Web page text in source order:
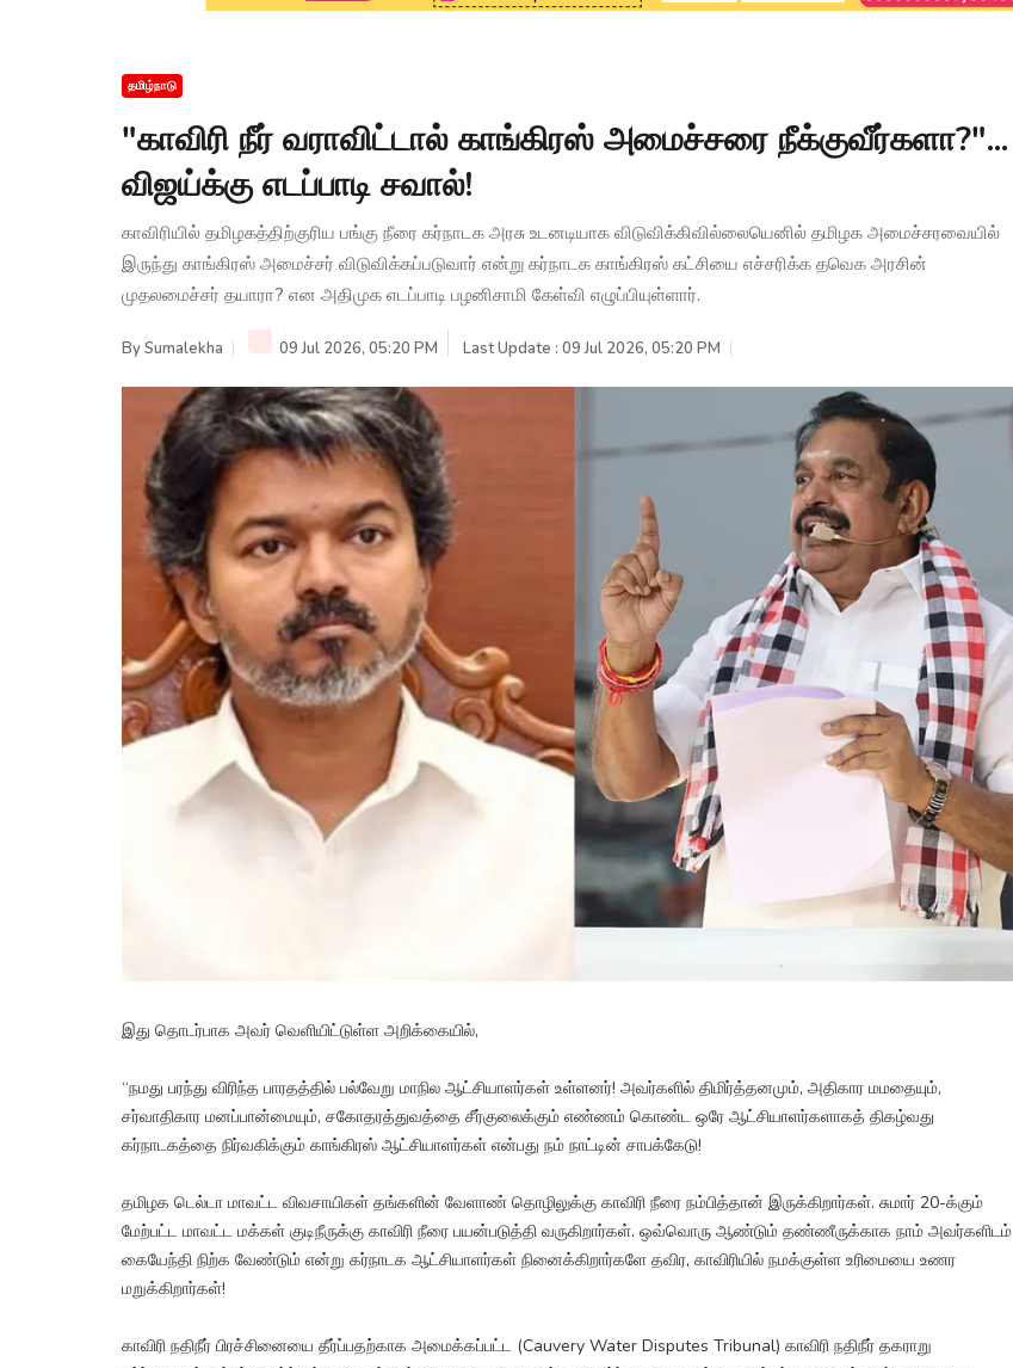
தமிழ்நாடு
"காவிரி நீர் வராவிட்டால் காங்கிரஸ் அமைச்சரை நீக்குவீர்களா?"...
விஜய்க்கு எடப்பாடி சவால்!
காவிரியில் தமிழகத்திற்குரிய பங்கு நீரை கர்நாடக அரசு உடனடியாக விடுவிக்கிவில்லையெனில் தமிழக அமைச்சரவையில்
இருந்து காங்கிரஸ் அமைச்சர் விடுவிக்கப்படுவார் என்று கர்நாடக காங்கிரஸ் கட்சியை எச்சரிக்க தவெக அரசின்
முதலமைச்சர் தயாரா? என அதிமுக எடப்பாடி பழனிசாமி கேள்வி எழுப்பியுள்ளார்.
BySumalekha 09 Jul 2026, 05:20 PM Last Update : 09 Jul 2026, 05:20 PM
இது தொடர்பாக அவர் வெளியிட்டுள்ள அறிக்கையில்,
“நமது பரந்து விரிந்த பாரதத்தில் பல்வேறு மாநில ஆட்சியாளர்கள் உள்ளனர்! அவர்களில் திமிர்த்தனமும், அதிகார மமதையும்,
சர்வாதிகார மனப்பான்மையும், சகோதரத்துவத்தை சீர்குலைக்கும் எண்ணம் கொண்ட ஒரே ஆட்சியாளர்களாகத் திகழ்வது
கர்நாடகத்தை நிர்வகிக்கும் காங்கிரஸ் ஆட்சியாளர்கள் என்பது நம் நாட்டின் சாபக்கேடு!
தமிழக டெல்டா மாவட்ட விவசாயிகள் தங்களின் வேளாண் தொழிலுக்கு காவிரி நீரை நம்பித்தான் இருக்கிறார்கள். சுமார் 20-க்கும்
மேற்பட்ட மாவட்ட மக்கள் குடிநீருக்கு காவிரி நீரை பயன்படுத்தி வருகிறார்கள். ஒவ்வொரு ஆண்டும் தண்ணீருக்காக நாம் அவர்களிடம்
கையேந்தி நிற்க வேண்டும் என்று கர்நாடக ஆட்சியாளர்கள் நினைக்கிறார்களே தவிர, காவிரியில் நமக்குள்ள உரிமையை உணர
மறுக்கிறார்கள்!
காவிரி நதிநீர் பிரச்சினையை தீர்ப்பதற்காக அமைக்கப்பட்ட (Cauvery Water Disputes Tribunal) காவிரி நதிநீர் தகராறு